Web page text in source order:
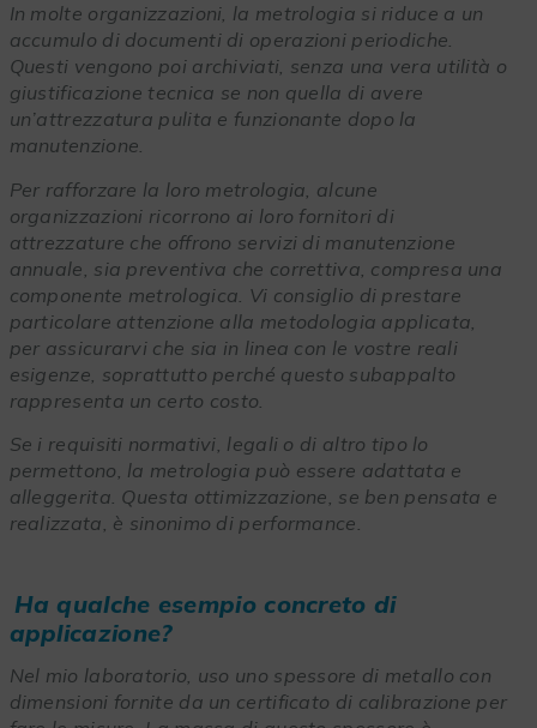
In molte organizzazioni, la metrologia si riduce a un
accumulo di documenti di operazioni periodiche.
Questi vengono poi archiviati, senza una vera utilità o
giustificazione tecnica se non quella di avere
un’attrezzatura pulita e funzionante dopo la
manutenzione.
Per rafforzare la loro metrologia, alcune
organizzazioni ricorrono ai loro fornitori di
attrezzature che offrono servizi di manutenzione
annuale, sia preventiva che correttiva, compresa una
componente metrologica. Vi consiglio di prestare
particolare attenzione alla metodologia applicata,
per assicurarvi che sia in linea con le vostre reali
esigenze, soprattutto perché questo subappalto
rappresenta un certo costo.
Se i requisiti normativi, legali o di altro tipo lo
permettono, la metrologia può essere adattata e
alleggerita. Questa ottimizzazione, se ben pensata e
realizzata, è sinonimo di performance.
Ha qualche esempio concreto di
applicazione?
Nel mio laboratorio, uso uno spessore di metallo con
dimensioni fornite da un certificato di calibrazione per